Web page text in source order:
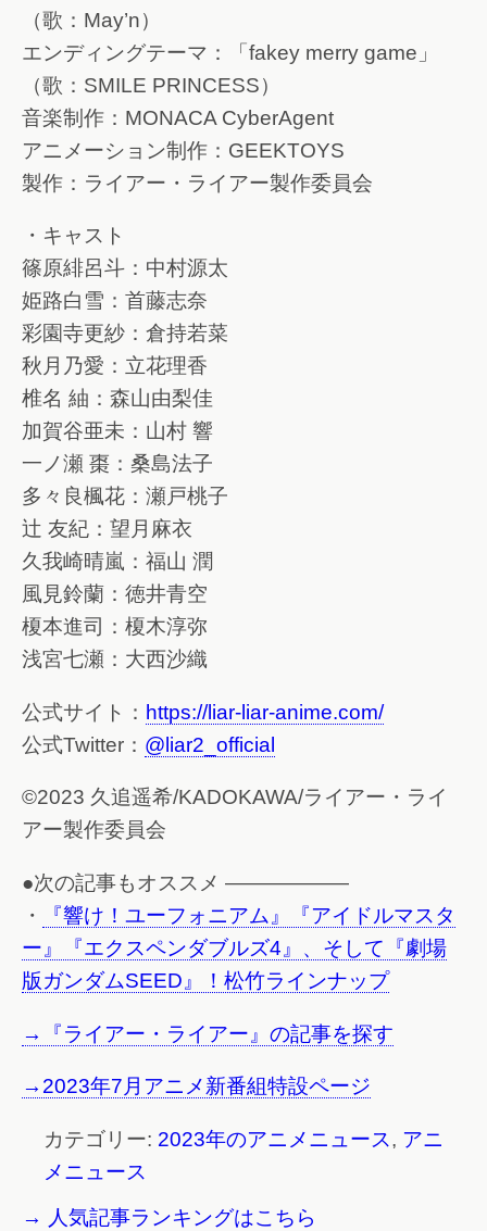
（歌：May’n）
エンディングテーマ：「fakey merry game」
（歌：SMILE PRINCESS）
音楽制作：MONACA CyberAgent
アニメーション制作：GEEKTOYS
製作：ライアー・ライアー製作委員会
・キャスト
篠原緋呂斗：中村源太
姫路白雪：首藤志奈
彩園寺更紗：倉持若菜
秋月乃愛：立花理香
椎名 紬：森山由梨佳
加賀谷亜未：山村 響
一ノ瀬 棗：桑島法子
多々良楓花：瀬戸桃子
辻 友紀：望月麻衣
久我崎晴嵐：福山 潤
風見鈴蘭：徳井青空
榎本進司：榎木淳弥
浅宮七瀬：大西沙織
公式サイト： https://liar-liar-anime.com/
公式Twitter： @liar2_official
©2023 久追遥希/KADOKAWA/ライアー・ライ
アー製作委員会
●次の記事もオススメ ——————
・
『響け！ユーフォニアム』『アイドルマスタ
ー』『エクスペンダブルズ4』、そして『劇場
版ガンダムSEED』！松竹ラインナップ
→『ライアー・ライアー』の記事を探す
→2023年7月アニメ新番組特設ページ
カテゴリー: 2023年のアニメニュース, アニ
メニュース
→ 人気記事ランキングはこちら